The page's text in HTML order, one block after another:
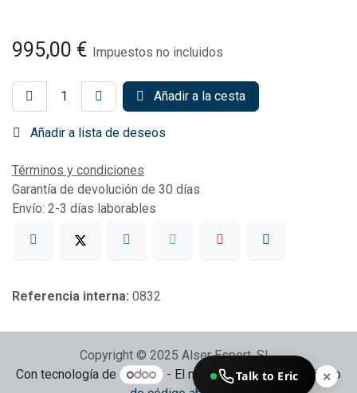
995,00 € Impuestos no incluidos
Añadir a la cesta
Añadir a lista de deseos
Términos y condiciones
Garantía de devolución de 30 días
Envío: 2-3 días laborables
Referencia interna: 0832
Copyright © 2025 Alser Esport, SL
Con tecnología de
- El mejorComercio electrónico
Talk to Eric ✕